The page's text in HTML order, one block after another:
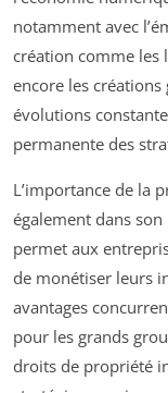
notamment avec
création comme les
encore les créations
évolutions
permanente des
L’importance de la
également dans
permet aux
de monétiser leurs
avantages
pour les grands
droits de propriété